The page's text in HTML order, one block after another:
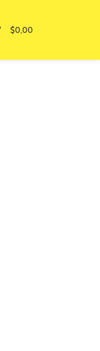
$0,00